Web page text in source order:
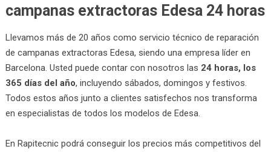
campanas extractoras Edesa 24 horas
Llevamos más de 20 años como servicio técnico de reparación
de campanas extractoras Edesa, siendo una empresa líder en
Barcelona. Usted puede contar con nosotros las 24 horas, los
365 días del año, incluyendo sábados, domingos y festivos.
Todos estos años junto a clientes satisfechos nos transforma
en especialistas de todos los modelos de Edesa.
En Rapitecnic podrá conseguir los precios más competitivos del